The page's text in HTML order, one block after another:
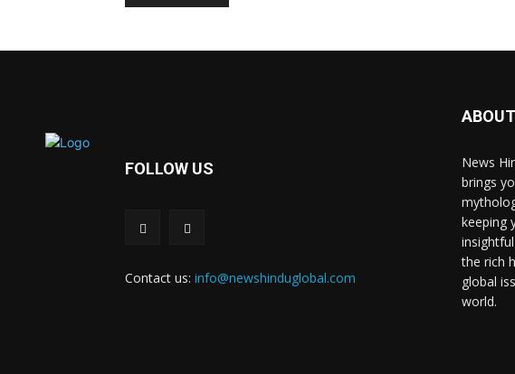
FOLLOW US
Contact us: info@newshinduglobal.com
News
brings
keeping
the rich
global
world.